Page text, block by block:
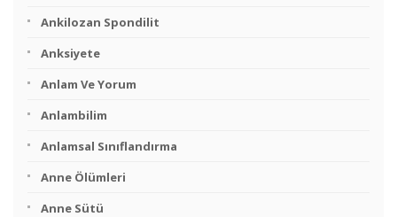
Ankilozan Spondilit
Anksiyete
Anlam Ve Yorum
Anlambilim
Anlamsal Sınıflandırma
Anne Ölümleri
Anne Sütü